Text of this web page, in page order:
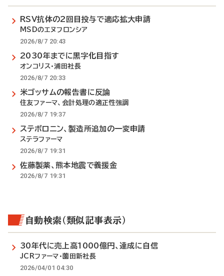
RSV抗体の2回目投与で適応拡大申請
MSDのエヌフロンシア
2026/8/7 20:43
2030年までに黒字化目指す
オンコリス・浦田社長
2026/8/7 20:33
米ゴッサムの報告書に反論
住友ファーマ、会計処理の適正性強調
2026/8/7 19:37
ステボロニン、製造所追加の一変申請
ステラファーマ
2026/8/7 19:31
佐藤製薬、熊本地震で義援金
2026/8/7 19:31
自動検索（類似記事表示）
30年代に売上高1000億円、達成に自信
JCRファーマ・薗田新社長
2026/04/01 04:30